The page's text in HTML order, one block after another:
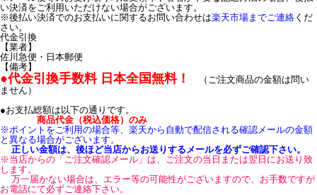
い決済をご利用いただけない場合がございます。
※後払い決済でのお支払いに関するお問い合わせは楽天市場までご連絡 くだ
さい。
代金引換
【業者】
佐川急便・日本郵便
【備考】
●代金引換手数料 日本全国無料！
（ご注文商品の金額は問い
ません）
●お支払総額は以下の通りです。
商品代金（税込価格）のみ
※ポイントをご利用の場合等、楽天から自動で配信される確認メールの金額
と異なる場合がございます。
正しい金額は、後ほど当店からお送りするメールを必ずご確認下さい。
※当店からの「ご注文確認メール」は、ご注文の当日または翌日にお送り致
します。
万一届かない場合は、エラー等の可能性がございますので、お手数ですが
お電話にて必ずご連絡下さい。